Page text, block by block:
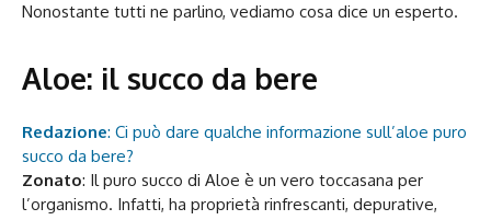
Nonostante tutti ne parlino, vediamo cosa dice un esperto.
Aloe: il succo da bere
Redazione: Ci può dare qualche informazione sull’aloe puro
succo da bere?
Zonato: Il puro succo di Aloe è un vero toccasana per
l’organismo. Infatti, ha proprietà rinfrescanti, depurative,